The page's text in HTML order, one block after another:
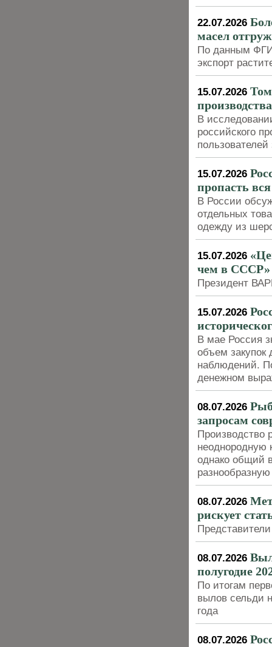
22.07.2026
масел
По данным
экспорт
15.07.2026
В
российского
15.07.2026
пропасть
В России
отдельных
одежду из
15.07.2026
чем в СССР»
Президент
15.07.2026
В мае Россия
объем закупок
наблюдений.
денежном
08.07.2026
запросам
Производство
неоднородную
однако общий
08.07.2026
рискует
08.07.2026
полугодие
По итогам
вылов сельди
года
08.07.2026